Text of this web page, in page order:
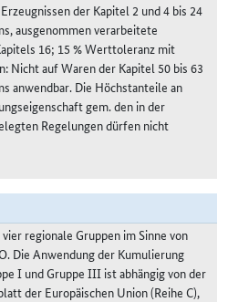
der Kapitel 2 und 4 bis 24
ausgenommen verarbeitete
16; 15 % Werttoleranz mit
Nicht auf Waren der Kapitel 50 bis 63
anwendbar. Die Höchstanteile an
gem. den in der
Regelungen dürfen nicht
regionale Gruppen im Sinne von
Die Anwendung der Kumulierung
I und Gruppe III ist abhängig von der
der Europäischen Union (Reihe C),